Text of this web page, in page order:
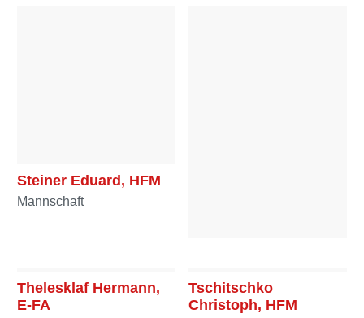
Steiner Eduard, HFM
Mannschaft
Thelesklaf Hermann,
E-FA
Tschitschko
Christoph, HFM